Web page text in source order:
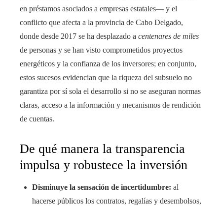
en préstamos asociados a empresas estatales— y el
conflicto que afecta a la provincia de Cabo Delgado,
donde desde 2017 se ha desplazado a centenares de miles
de personas y se han visto comprometidos proyectos
energéticos y la confianza de los inversores; en conjunto,
estos sucesos evidencian que la riqueza del subsuelo no
garantiza por sí sola el desarrollo si no se aseguran normas
claras, acceso a la información y mecanismos de rendición
de cuentas.
De qué manera la transparencia
impulsa y robustece la inversión
Disminuye la sensación de incertidumbre: al
hacerse públicos los contratos, regalías y desembolsos,